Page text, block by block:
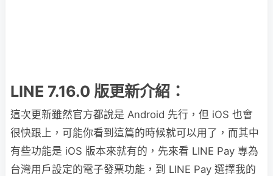
LINE 7.16.0 版更新介紹：
這次更新雖然官方都說是 Android 先行，但 iOS 也會
很快跟上，可能你看到這篇的時候就可以用了，而其中
有些功能是 iOS 版本來就有的，先來看 LINE Pay 專為
台灣用戶設定的電子發票功能，到 LINE Pay 選擇我的